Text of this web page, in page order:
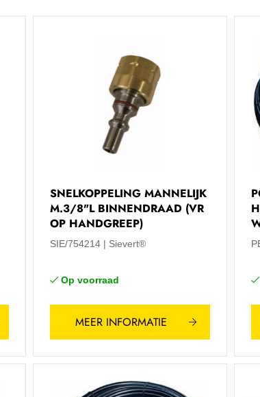
SNELKOPPELING MANNELIJK
M.3/8"L BINNENDRAAD (VR
OP HANDGREEP)
SIE/754214 Sievert®
Op voorraad
MEER INFORMATIE